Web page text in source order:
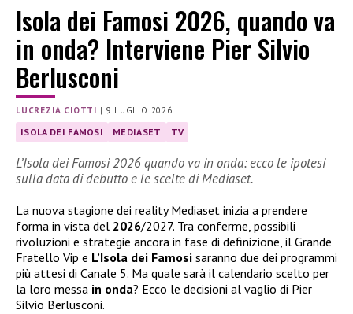
Isola dei Famosi 2026, quando va
in onda? Interviene Pier Silvio
Berlusconi
LUCREZIA CIOTTI | 9 LUGLIO 2026
ISOLA DEI FAMOSI MEDIASET TV
L’Isola dei Famosi 2026 quando va in onda: ecco le ipotesi
sulla data di debutto e le scelte di Mediaset.
La nuova stagione dei reality Mediaset inizia a prendere
forma in vista del 2026/2027. Tra conferme, possibili
rivoluzioni e strategie ancora in fase di definizione, il Grande
Fratello Vip e L’Isola dei Famosi saranno due dei programmi
più attesi di Canale 5. Ma quale sarà il calendario scelto per
la loro messa in onda? Ecco le decisioni al vaglio di Pier
Silvio Berlusconi.